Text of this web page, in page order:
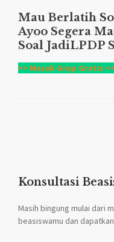
Konsultasi
Masih bingung mulai dari
beasiswamu dan
Mau Berlatih
Ayoo Segera
Soal JadiLPDP
>> Masuk Grup Gratis